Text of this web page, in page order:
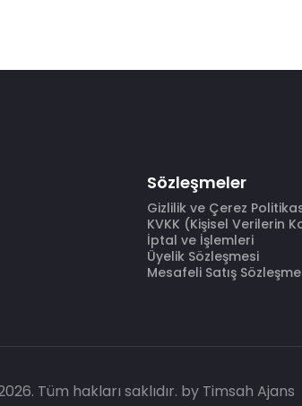
Sözleşmeler
Gizlilik ve Çerez
KVKK (Kişisel Verilerin
İptal ve İşlemleri
Üyelik Sözleşmesi
Mesafeli Satış
Tüm hakları saklıdır. by Timsah Ajans